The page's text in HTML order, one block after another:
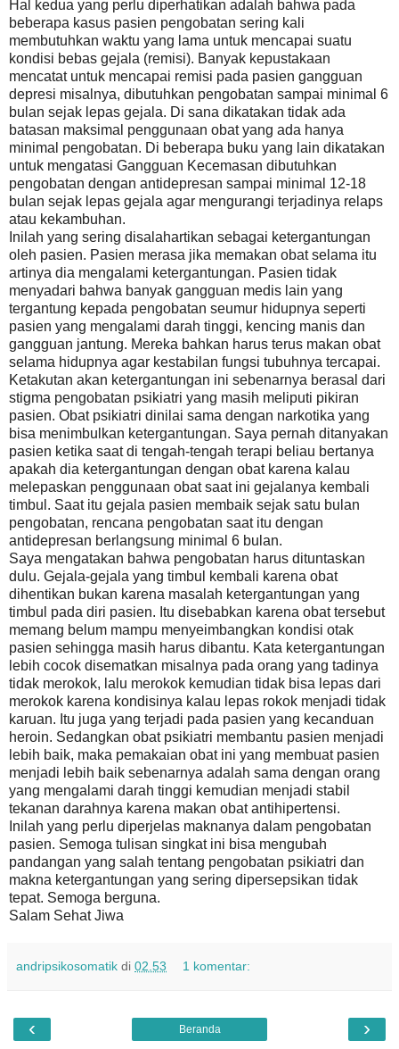
Hal kedua yang perlu diperhatikan adalah bahwa pada
beberapa kasus pasien pengobatan sering kali
membutuhkan waktu yang lama untuk mencapai suatu
kondisi bebas gejala (remisi). Banyak kepustakaan
mencatat untuk mencapai remisi pada pasien gangguan
depresi misalnya, dibutuhkan pengobatan sampai minimal 6
bulan sejak lepas gejala. Di sana dikatakan tidak ada
batasan maksimal penggunaan obat yang ada hanya
minimal pengobatan. Di beberapa buku yang lain dikatakan
untuk mengatasi Gangguan Kecemasan dibutuhkan
pengobatan dengan antidepresan sampai minimal 12-18
bulan sejak lepas gejala agar mengurangi terjadinya relaps
atau kekambuhan.
Inilah yang sering disalahartikan sebagai ketergantungan
oleh pasien. Pasien merasa jika memakan obat selama itu
artinya dia mengalami ketergantungan. Pasien tidak
menyadari bahwa banyak gangguan medis lain yang
tergantung kepada pengobatan seumur hidupnya seperti
pasien yang mengalami darah tinggi, kencing manis dan
gangguan jantung. Mereka bahkan harus terus makan obat
selama hidupnya agar kestabilan fungsi tubuhnya tercapai.
Ketakutan akan ketergantungan ini sebenarnya berasal dari
stigma pengobatan psikiatri yang masih meliputi pikiran
pasien. Obat psikiatri dinilai sama dengan narkotika yang
bisa menimbulkan ketergantungan. Saya pernah ditanyakan
pasien ketika saat di tengah-tengah terapi beliau bertanya
apakah dia ketergantungan dengan obat karena kalau
melepaskan penggunaan obat saat ini gejalanya kembali
timbul. Saat itu gejala pasien membaik sejak satu bulan
pengobatan, rencana pengobatan saat itu dengan
antidepresan berlangsung minimal 6 bulan.
Saya mengatakan bahwa pengobatan harus dituntaskan
dulu. Gejala-gejala yang timbul kembali karena obat
dihentikan bukan karena masalah ketergantungan yang
timbul pada diri pasien. Itu disebabkan karena obat tersebut
memang belum mampu menyeimbangkan kondisi otak
pasien sehingga masih harus dibantu. Kata ketergantungan
lebih cocok disematkan misalnya pada orang yang tadinya
tidak merokok, lalu merokok kemudian tidak bisa lepas dari
merokok karena kondisinya kalau lepas rokok menjadi tidak
karuan. Itu juga yang terjadi pada pasien yang kecanduan
heroin. Sedangkan obat psikiatri membantu pasien menjadi
lebih baik, maka pemakaian obat ini yang membuat pasien
menjadi lebih baik sebenarnya adalah sama dengan orang
yang mengalami darah tinggi kemudian menjadi stabil
tekanan darahnya karena makan obat antihipertensi.
Inilah yang perlu diperjelas maknanya dalam pengobatan
pasien. Semoga tulisan singkat ini bisa mengubah
pandangan yang salah tentang pengobatan psikiatri dan
makna ketergantungan yang sering dipersepsikan tidak
tepat. Semoga berguna.
Salam Sehat Jiwa
andripsikosomatik di 02.53 1 komentar:
‹ ›
Beranda